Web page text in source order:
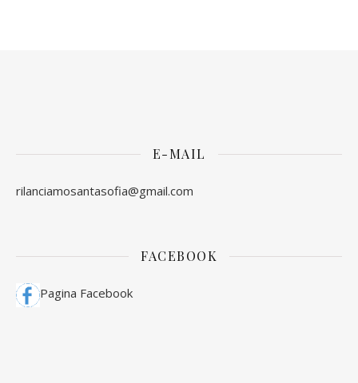
E-MAIL
rilanciamosantasofia@gmail.com
FACEBOOK
Pagina Facebook